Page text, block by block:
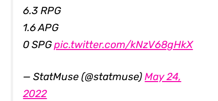
6.3 RPG
1.6 APG
0 SPGpic.twitter.com/kNzV68gHkX
— StatMuse (@statmuse)May 24,
2022